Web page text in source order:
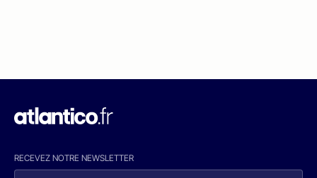
RECEVEZ NOTRE NEWSLETTER